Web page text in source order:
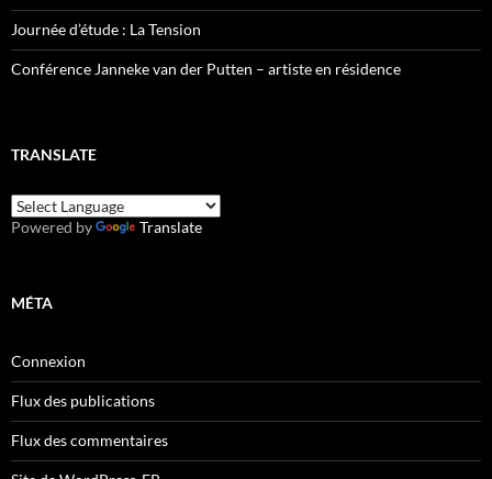
Journée d’étude : La Tension
Conférence Janneke van der Putten – artiste en résidence
TRANSLATE
Powered by Translate
MÉTA
Connexion
Flux des publications
Flux des commentaires